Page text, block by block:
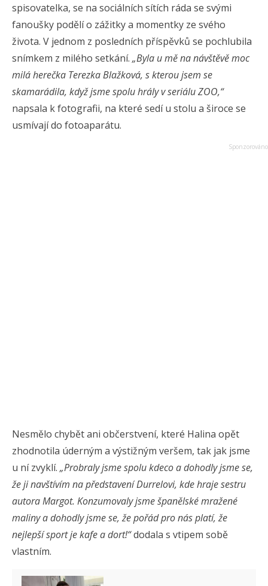
spisovatelka, se na sociálních sítích ráda se svými
fanoušky podělí o zážitky a momentky ze svého
života. V jednom z posledních příspěvků se pochlubila
snímkem z milého setkání.„Byla u mě na návštěvě moc
milá herečka Terezka Blažková, s kterou jsem se
skamarádila, když jsme spolu hrály v seriálu ZOO,“
napsala k fotografii, na které sedí u stolu a široce se
usmívají do fotoaparátu.
Nesmělo chybět ani občerstvení, které Halina opět
zhodnotila úderným a výstižným veršem, tak jak jsme
u ní zvyklí.„Probraly jsme spolu kdeco a dohodly jsme se,
že ji navštívím na představení Durrelovi, kde hraje sestru
autora Margot. Konzumovaly jsme španělské mražené
maliny a dohodly jsme se, že pořád pro nás platí, že
nejlepší sport je kafe a dort!“dodala s vtipem sobě
vlastním.